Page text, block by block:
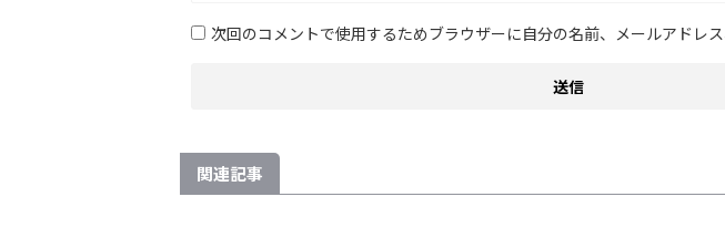
次回のコメントで使用するためブラウザーに自分の名前、メールアドレス
関連記事